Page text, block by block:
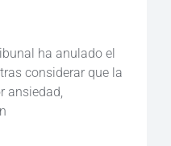
ha anulado el
considerar que la
ansiedad,